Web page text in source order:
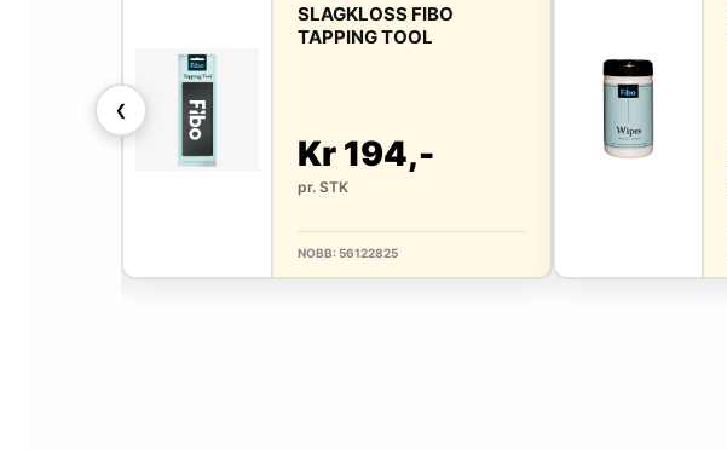
❮
SLAGKLOSS FIBO
TAPPING TOOL
Kr 194,-
pr. STK
NOBB: 56122825